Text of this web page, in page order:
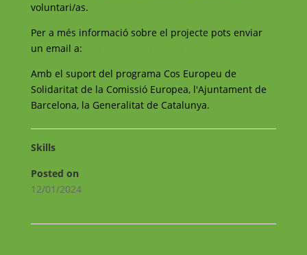
voluntari/as.
Per a més informació sobre el projecte pots enviar
un email a:
Amb el suport del programa Cos Europeu de
Solidaritat de la Comissió Europea, l'Ajuntament de
Barcelona, la Generalitat de Catalunya.
Skills
Posted on
12/01/2024